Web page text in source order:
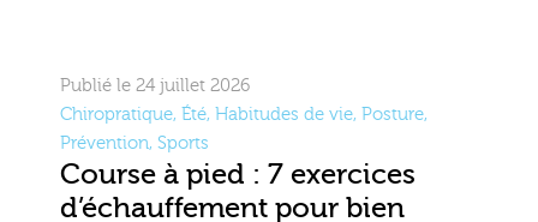
Publié le 24 juillet 2026
Chiropratique, Été, Habitudes de vie, Posture,
Prévention, Sports
Course à pied : 7 exercices
d’échauffement pour bien